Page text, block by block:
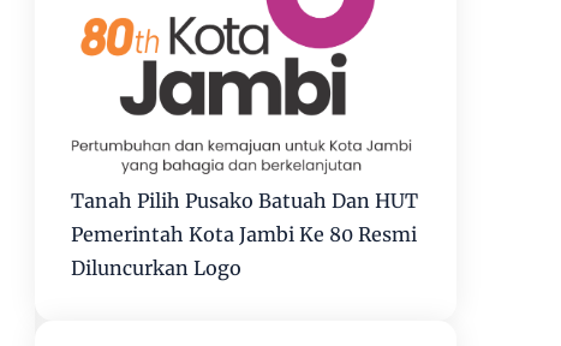
Tanah Pilih Pusako Batuah Dan HUT
Pemerintah Kota Jambi Ke 80 Resmi
Diluncurkan Logo